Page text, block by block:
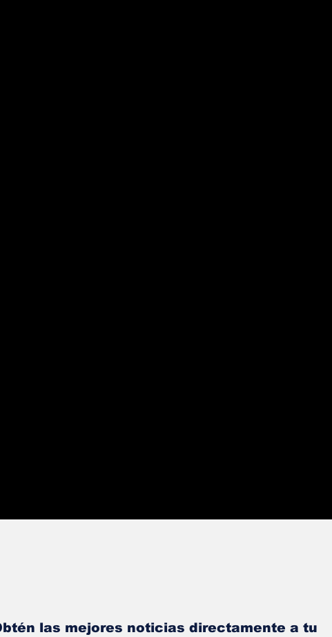
las mejores noticias directamente a tu